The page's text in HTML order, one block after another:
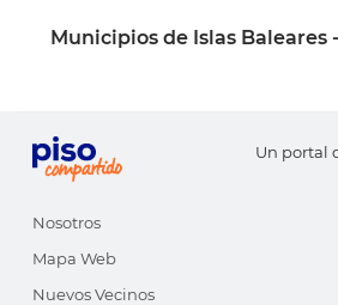
Municipios de Islas Baleares
Un portal
Nosotros
Mapa Web
Nuevos Vecinos